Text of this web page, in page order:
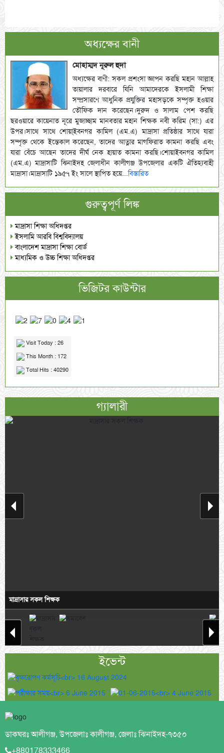
অধ্যক্ষের বানী
মোহাম্মদ নূরুল হুদা
অধ্যক্ষের বাণী: সকল প্রশংসা জ্ঞাপন করছি মহান আল্লাহ
তায়ালার দরবারে যিনি আমাদেরকে ইসলামী শিক্ষা
সম্প্রসারণে আধুনিক প্রযুক্তির মহাসড়কে সম্পৃক্ত হওয়ার
তৌফিক দান করেছেন।দুরুদ ও সালাম পেশ করছি
ছরওয়ারে কায়েনাত নূরে মুজাচ্ছাম মানবতার মহান শিক্ষক নবী করিম (সা:) এর
উপর।সাথে সাথে শোয়া্ইবনগর কামিল (এম.এ) মাদ্রাসা প্রতিষ্ঠার সাথে যারা
সম্পৃক্ত থেকে ইন্তেকাল করেছেন, তাদের আত্নার মাগফিরাত কামনা করছি এবং
যারা বেঁচে আছেন তাদের দীর্ঘ নেক হায়াত কামনা করছি।শোয়াইবনগর কামিল
(এম.এ) মাদ্রাসাটি ঝিনাইদহ জেলাধীন কালীগঞ্জ উপজেলার একটি ঐতিহ্যবাহী
মাদ্রাসা।মাদ্রাসাটি ১৯৫৭ ইং সালে স্থাপিত হয়ে...বিস্তারিত
গুরুত্বপূর্ণ লিঙ্ক
মাদ্রাসা শিক্ষা অধিদপ্তর
ইসলামি আরবি বিশ্ববিদ্যালয়
বাংলাদেশ মাদ্রাসা শিক্ষা বোর্ড
মাধ্যমিক ও উচ্চ শিক্ষা অধিদপ্তর
ভিজিটর কাউন্টার
Visit Today : 26
This Month : 172
Total Hits : 40290
গ্যালারী
মাদ্রাসার সকল শিক্ষক
ইভেন্ট
ডাকঘরঃ আলীগঞ্জ, উপজেলাঃ কালীগঞ্জ, জেলাঃ ঝিনাইদহ-৭৩৫০
+880178333466